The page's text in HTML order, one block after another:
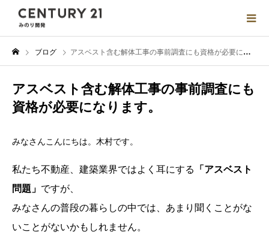
ブログ アスベスト含む解体工事の事前調査にも資格が必要になります。
アスベスト含む解体工事の事前調査にも
資格が必要になります。
みなさんこんにちは。木村です。
私たち不動産、建築業界ではよく耳にする 「アスベスト
問題」 ですが、
みなさんの普段の暮らしの中では、あまり聞くことがな
いことがないかもしれません。